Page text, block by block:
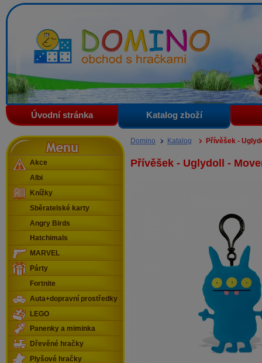
Domino - obchod s hračkami
Úvodní stránka Katalog zboží
Domino Katalog Přívěšek -
Přívěšek - Uglydoll -
Menu
Akce
Albi
Knížky
Sběratelské karty
Angry Birds
Hatchimals
MARVEL
Párty
Fortnite
Auta+dopravní prostředky
LEGO
Panenky a miminka
Dřevěné hračky
Plyšové hračky